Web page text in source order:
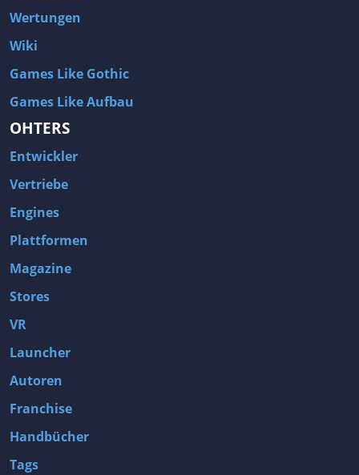
Wertungen
Wiki
Games Like Gothic
Games Like Aufbau
OHTERS
Entwickler
Vertriebe
Engines
Plattformen
Magazine
Stores
VR
Launcher
Autoren
Franchise
Handbücher
Tags